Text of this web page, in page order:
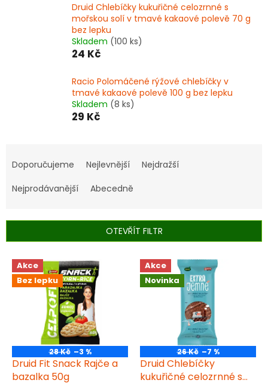
Druid Chlebíčky kukuřičné celozrnné s
mořskou solí v tmavé kakaové polevě 70 g
bez lepku
Skladem (100 ks)
24 Kč
Racio Polomáčené rýžové chlebíčky v
tmavé kakaové polevě 100 g bez lepku
Skladem (8 ks)
29 Kč
a
e
r
o
d
Doporučujeme Nejlevnější
Nejdražší
Nejprodávanější
Abecedně
OTEVŘÍT FILTR
V
p
o
d
Akce
Bez lepku
28 Kč –3 %
Druid Fit Snack Rajče a
bazalka 50g
Akce
Novinka
26 Kč –7 %
Druid Chlebíčky
kukuřičné celozrnné s